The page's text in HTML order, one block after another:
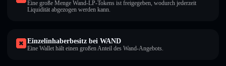
Eine große Menge Wand-LP-Tokens ist freigegeben, wodurch jederzeit
Liquidität abgezogen werden kann.
Einzelinhaberbesitz bei WAND
Eine Wallet hält einen großen Anteil des Wand-Angebots.